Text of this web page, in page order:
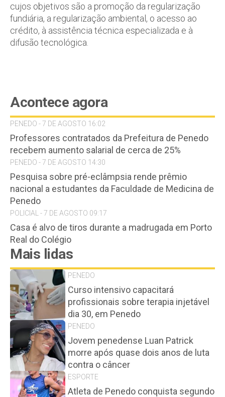
cujos objetivos são a promoção da regularização
fundiária, a regularização ambiental, o acesso ao
crédito, à assistência técnica especializada e à
difusão tecnológica.
Acontece agora
PENEDO - 7 DE AGOSTO 16:02
Professores contratados da Prefeitura de Penedo
recebem aumento salarial de cerca de 25%
PENEDO - 7 DE AGOSTO 14:30
Pesquisa sobre pré-eclâmpsia rende prêmio
nacional a estudantes da Faculdade de Medicina de
Penedo
POLICIAL - 7 DE AGOSTO 09:17
Casa é alvo de tiros durante a madrugada em Porto
Real do Colégio
Mais lidas
PENEDO
Curso intensivo capacitará
profissionais sobre terapia injetável
dia 30, em Penedo
PENEDO
Jovem penedense Luan Patrick
morre após quase dois anos de luta
contra o câncer
ESPORTE
Atleta de Penedo conquista segundo